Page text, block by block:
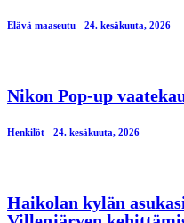
Elävä maaseutu 24. kesäkuuta, 2026
Nikon Pop-up
Henkilöt 24. kesäkuuta, 2026
Haikolan kylän